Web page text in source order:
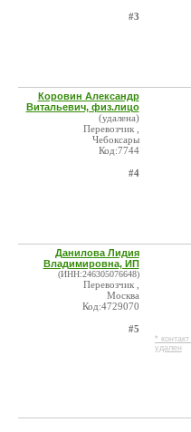
#3
Коровин Александр
Витальевич, физ.лицо
(удалена)
Перевозчик ,
Чебоксары
Код:7744
#4
Данилова Лидия
Владимировна, ИП
(ИНН:246305076648)
Перевозчик ,
Москва
Код:4729070
#5
*
удален